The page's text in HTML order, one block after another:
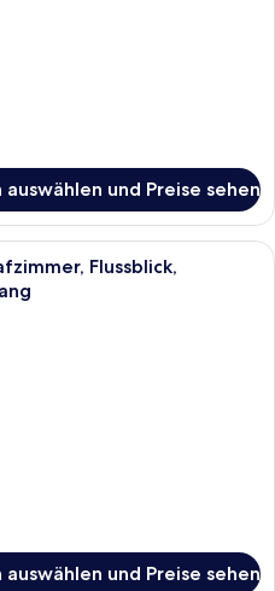
auswählen und Preise sehen
Ein ordentlich bezogenes Bett mit
Flussblick,
auswählen und Preise sehen